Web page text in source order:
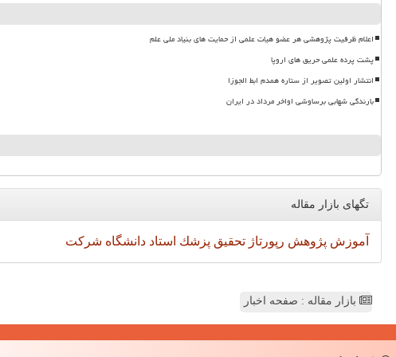
اعلام ظرفیت پژوهشی هر عضو هیات علمی از حمایت های بنیاد ملی علم
پشت پرده علمی حریق های اروپا
انتشار اولین تصویر از ستاره همدم ابط الجوزا
بارندگی شهابی برساوشی اواخر مرداد در ایران
تگهای بازار مقاله
آموزش پژوهش رپورتاژ تحقیق پزشك استاد دانشگاه شركت
بازار مقاله : صفحه اخبار